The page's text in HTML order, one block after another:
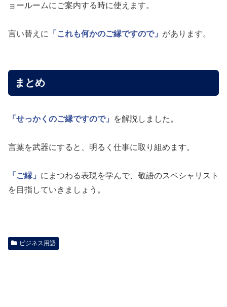
ョールームにご案内する時に使えます。
言い替えに 「これも何かのご縁ですので」 があります。
まとめ
「せっかくのご縁ですので」 を解説しました。
言葉を武器にすると、明るく仕事に取り組めます。
「ご縁」 にまつわる表現を学んで、敬語のスペシャリスト
を目指していきましょう。
ビジネス用語